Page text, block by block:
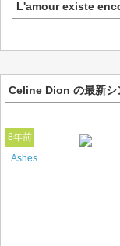
L'amour existe
Celine Dion の最新シ
8年前
Ashes